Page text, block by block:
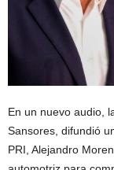
En un nuevo audio,
Sansores, difundió
PRI, Alejandro